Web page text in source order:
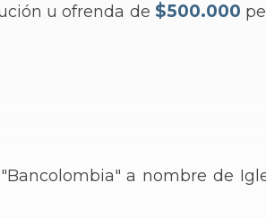
u ofrenda de $500.000
a nombre de